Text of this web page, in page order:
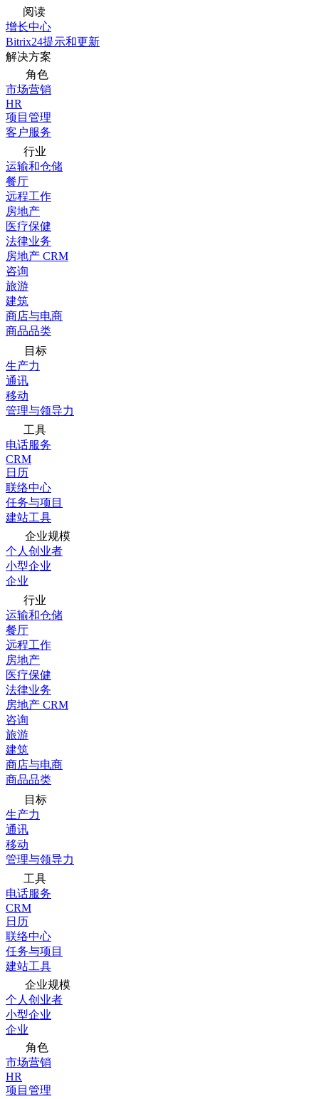
阅读
增长中心
Bitrix24提示和更新
解决方案
角色
市场营销
HR
项目管理
客户服务
行业
运输和仓储
餐厅
远程工作
房地产
医疗保健
法律业务
房地产 CRM
咨询
旅游
建筑
商店与电商
商品品类
目标
生产力
通讯
移动
管理与领导力
工具
电话服务
CRM
日历
联络中心
任务与项目
建站工具
企业规模
个人创业者
小型企业
企业
行业
运输和仓储
餐厅
远程工作
房地产
医疗保健
法律业务
房地产 CRM
咨询
旅游
建筑
商店与电商
商品品类
目标
生产力
通讯
移动
管理与领导力
工具
电话服务
CRM
日历
联络中心
任务与项目
建站工具
企业规模
个人创业者
小型企业
企业
角色
市场营销
HR
项目管理